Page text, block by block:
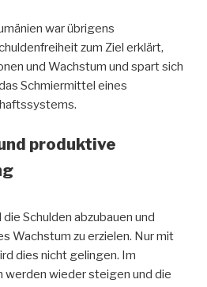
war übrigens
zum Ziel erklärt,
und Wachstum und spart sich
Schmiermittel eines
produktive
Schulden abzubauen und
Wachstum zu erzielen. Nur mit
dies nicht gelingen. Im
werden wieder steigen und die